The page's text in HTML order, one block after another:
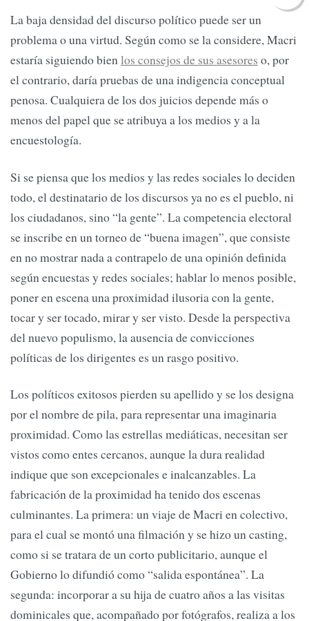
La baja densidad del discurso político puede ser un
problema o una virtud. Según como se la considere, Macri
estaría siguiendo bienlos consejos de sus asesores o, por
el contrario, daría pruebas de una indigencia conceptual
penosa. Cualquiera de los dos juicios depende más o
menos del papel que se atribuya a los medios y a la
encuestología.
Si se piensa que los medios y las redes sociales lo deciden
todo, el destinatario de los discursos ya no es el pueblo, ni
los ciudadanos, sino “la gente”. La competencia electoral
se inscribe en un torneo de “buena imagen”, que consiste
en no mostrar nada a contrapelo de una opinión definida
según encuestas y redes sociales; hablar lo menos posible,
poner en escena una proximidad ilusoria con la gente,
tocar y ser tocado, mirar y ser visto. Desde la perspectiva
del nuevo populismo, la ausencia de convicciones
políticas de los dirigentes es un rasgo positivo.
Los políticos exitosos pierden su apellido y se los designa
por el nombre de pila, para representar una imaginaria
proximidad. Como las estrellas mediáticas, necesitan ser
vistos como entes cercanos, aunque la dura realidad
indique que son excepcionales e inalcanzables. La
fabricación de la proximidad ha tenido dos escenas
culminantes. La primera: un viaje de Macri en colectivo,
para el cual se montó una filmación y se hizo un casting,
como si se tratara de un corto publicitario, aunque el
Gobierno lo difundió como “salida espontánea”. La
segunda: incorporar a su hija de cuatro años a las visitas
dominicales que, acompañado por fotógrafos, realiza a los